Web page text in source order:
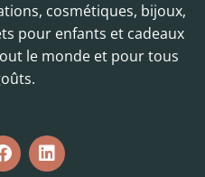
cosmétiques, bijoux,
pour enfants et cadeaux
le monde et pour tous